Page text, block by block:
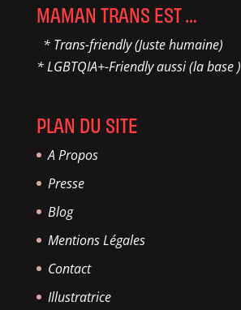
MAMAN TRANS EST …
* Trans-friendly (Juste humaine)
* LGBTQIA+-Friendly aussi (la base )
PLAN DU SITE
A Propos
Presse
Blog
Mentions Légales
Contact
Illustratrice